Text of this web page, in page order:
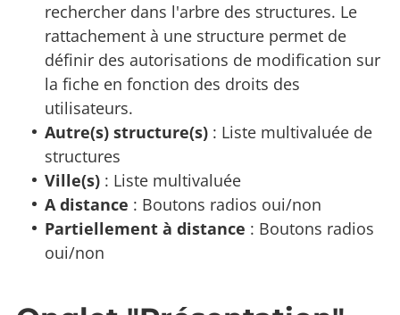
rechercher dans l'arbre des structures. Le
rattachement à une structure permet de
définir des autorisations de modification sur
la fiche en fonction des droits des
utilisateurs.
Autre(s) structure(s) : Liste multivaluée de
structures
Ville(s) : Liste multivaluée
A distance : Boutons radios oui/non
Partiellement à distance : Boutons radios
oui/non